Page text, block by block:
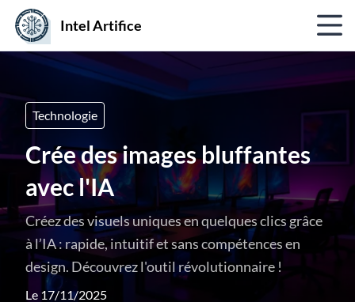
Intel Artifice
Technologie
Crée des images bluffantes
avec l'IA
Créez des visuels uniques en quelques clics grâce
à l’IA : rapide, intuitif et sans compétences en
design. Découvrez l'outil révolutionnaire !
Le 17/11/2025